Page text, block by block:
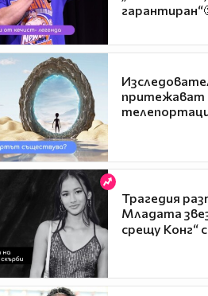
притежават
Трагедия
Младата
срещу Конг“